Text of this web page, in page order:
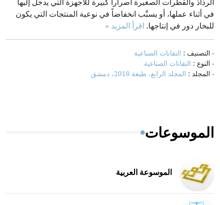
في أثناء عملها، أو يسبِّب انخفاضاً في نوعية المنتجات التي يكون
للبخار دور في إنتاجها. اقرأ المزيد »
- التصنيف : التقانات الصناعية
- النوع : التقانات الصناعية
- المجلد : المجلد الرابع، طبعة 2018، دمشق
الموسوعات
الموسوعة العربية